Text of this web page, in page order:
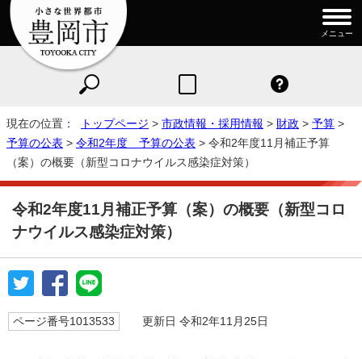
メニュー
現在の位置： トップページ > 市政情報・採用情報 > 財政 > 予算 >
予算の公表 > 令和2年度 予算の公表 > 令和2年度11月補正予算
（案）の概要（新型コロナウイルス感染症対策）
令和2年度11月補正予算（案）の概要（新型コロ
ナウイルス感染症対策）
ページ番号1013533 更新日 令和2年11月25日